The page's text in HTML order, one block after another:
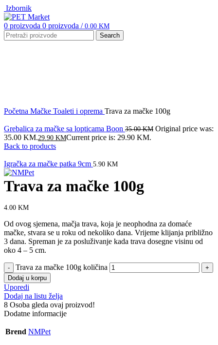
Izbornik
0 proizvoda 0 proizvoda / 0.00 KM
Search
Početna Mačke Toaleti i oprema Trava za mačke 100g
Grebalica za mačke sa lopticama Boon 35.00KM Original price was:
35.00 KM.29.90 KMCurrent price is: 29.90 KM.
Back to products
Igračka za mačke patka 9cm 5.90 KM
Trava za mačke 100g
4.00 KM
Od ovog sjemena, mačja trava, koja je neophodna za domaće
mačke, stvara se u roku od nekoliko dana. Vrijeme klijanja približno
3 dana. Spreman je za posluživanje kada trava dosegne visinu od
oko 4 – 5 cm.
Trava za mačke 100g količina
Dodaj u korpu
Uporedi
Dodaj na listu želja
8 Osoba gleda ovaj proizvod!
Dodatne informacije
Brend NMPet